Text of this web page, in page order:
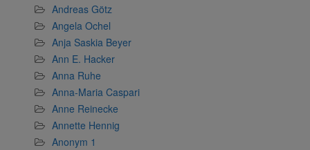
Andreas Götz
Angela Ochel
Anja Saskia Beyer
Ann E. Hacker
Anna Ruhe
Anna-Maria Caspari
Anne Reinecke
Annette Hennig
Anonym 1